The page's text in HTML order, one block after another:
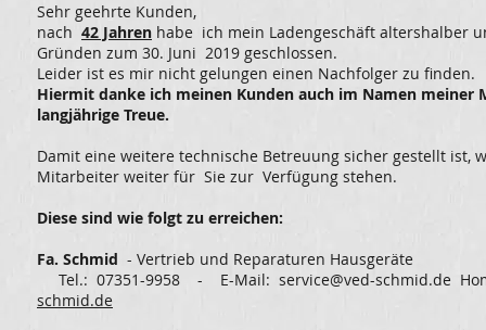
Sehr geehrte Kunden,
nach 42 Jahren habe ich mein Ladengeschäft altershalber
Gründen zum 30. Juni 2019 geschlossen.
Leider ist es mir nicht gelungen einen Nachfolger zu finden.
Hiermit danke ich meinen Kunden auch im Namen meiner
langjährige Treue.
Damit eine weitere technische Betreuung sicher gestellt ist,
Mitarbeiter weiter für Sie zur Verfügung stehen.
Diese sind wie folgt zu erreichen:
Fa. Schmid - Vertrieb und Reparaturen Hausgeräte
Tel.: 07351-9958 - E-Mail: service@ved-schmid.de
schmid.de